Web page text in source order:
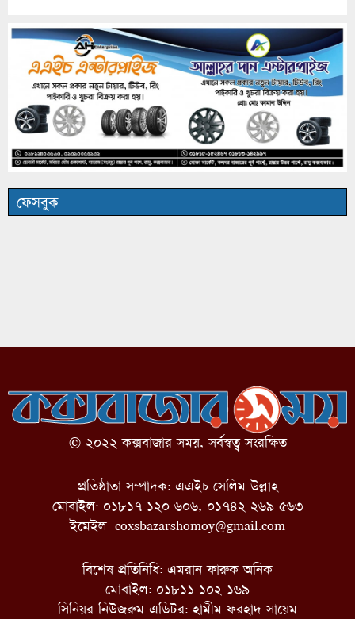
ফেসবুক
© ২০২২ কক্সবাজার সময়, সর্বস্বত্ব সংরক্ষিত
প্রতিষ্ঠাতা সম্পাদক: এএইচ সেলিম উল্লাহ
মোবাইল: ০১৮১৭ ১২০ ৬০৬, ০১৭৪২ ২৬৯ ৫৬৩
ইমেইল: coxsbazarshomoy@gmail.com
বিশেষ প্রতিনিধি: এমরান ফারুক অনিক
মোবাইল: ০১৮১১ ১০২ ১৬৯
সিনিয়র নিউজরুম এডিটর: হামীম ফরহাদ সায়েম